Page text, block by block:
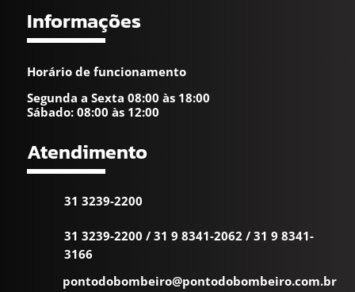
Informações
Horário de funcionamento
Segunda a Sexta 08:00 às 18:00
Sábado: 08:00 às 12:00
Atendimento
31 3239-2200
31 3239-2200 / 31 9 8341-2062 / 31 9 8341-
3166
pontodobombeiro@pontodobombeiro.com.br